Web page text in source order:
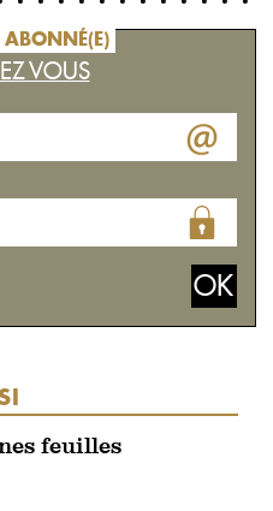
ABONNÉ(E)
VOUS
feuilles